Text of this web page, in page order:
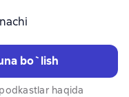
bo`lish
haqida